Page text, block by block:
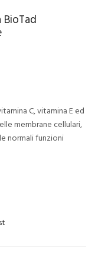
BioTad
C, vitamina E ed
membrane cellulari,
normali funzioni